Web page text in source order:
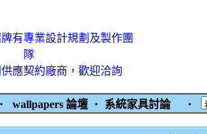
有專業設計規劃及製作團
隊
應契約廠商，歡迎洽詢
wallpapers 論壇 ‧ 系統家具討論 ‧